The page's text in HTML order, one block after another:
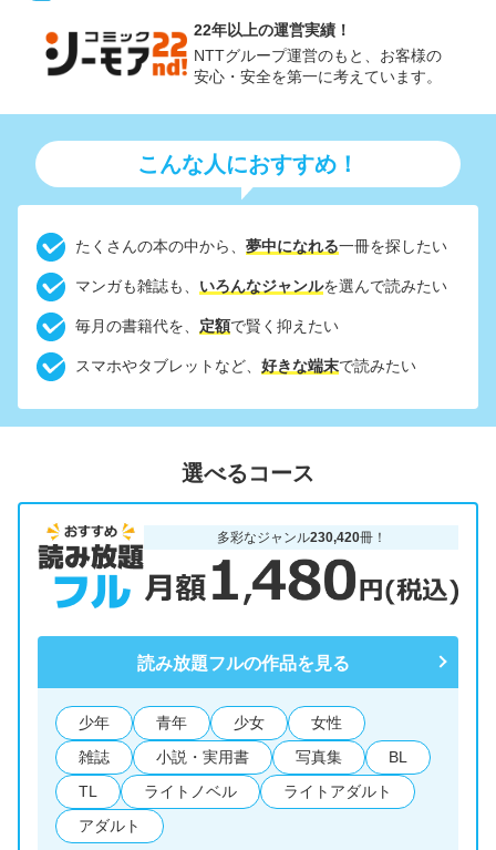
こんな人におすすめ！
たくさんの本の中から、 夢中になれる一冊を探したい
マンガも雑誌も、 いろんなジャンルを選んで読みたい
毎月の書籍代を、 定額で賢く抑えたい
スマホやタブレットなど、 好きな端末で読みたい
選べるコース
多彩なジャンル230,420冊！
読み放題フルの作品を見る
少年 青年 少女
女性
雑誌
小説・実用書 写真集
BL
TL
ライトノベル
ライトアダルト
アダルト